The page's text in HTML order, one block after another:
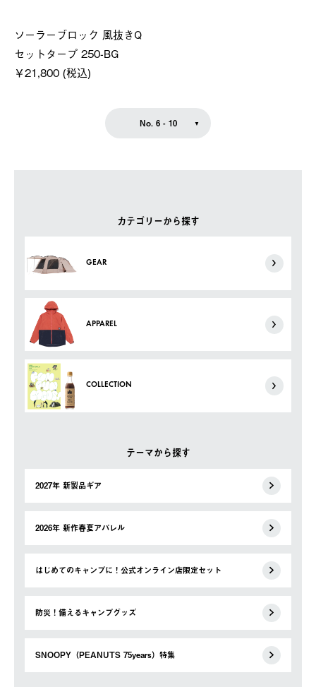
カテゴリーから探す
GEAR
APPAREL
COLLECTION
テーマから探す
2027年 新製品ギア
2026年 新作春夏アパレル
はじめてのキャンプに！公式オンライン店限定セット
防災！備えるキャンプグッズ
SNOOPY（PEANUTS 75years）特集
ソーラーブロック 風抜きQ
セットタープ 250-BG
￥21,800 (税込)
No. 6 - 10